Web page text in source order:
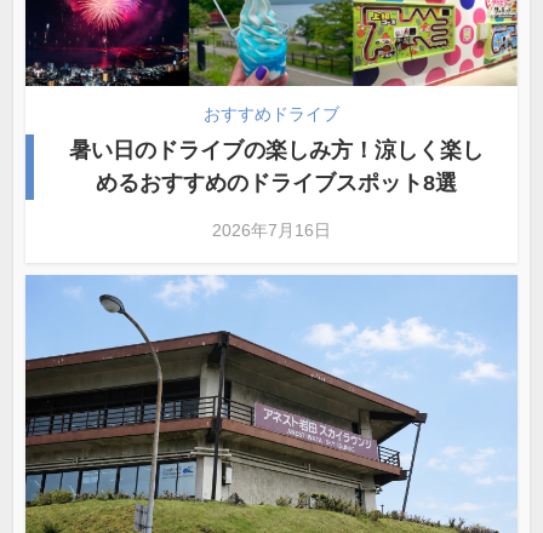
おすすめドライブ
暑い日のドライブの楽しみ方！涼しく楽し
めるおすすめのドライブスポット8選
2026年7月16日